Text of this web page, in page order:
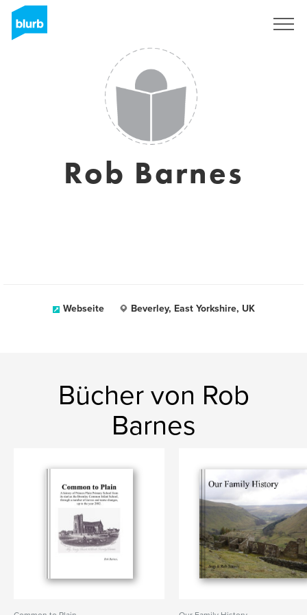
Rob Barnes
Webseite Beverley, East Yorkshire, UK
Bücher von Rob
Barnes